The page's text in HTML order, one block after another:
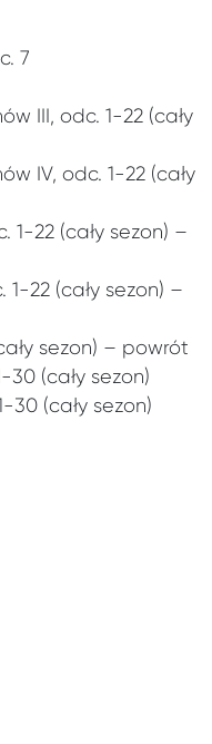
7
III, odc. 1-22 (cały
IV, odc. 1-22 (cały
1-22 (cały sezon) –
1-22 (cały sezon) –
sezon) – powrót
30 (cały sezon)
30 (cały sezon)